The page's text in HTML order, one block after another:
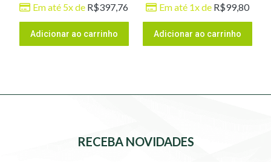
Em até 5x de R$397,76
Adicionar ao carrinho
Em até 1x de R$99,80
Adicionar ao carrinho
RECEBA NOVIDADES